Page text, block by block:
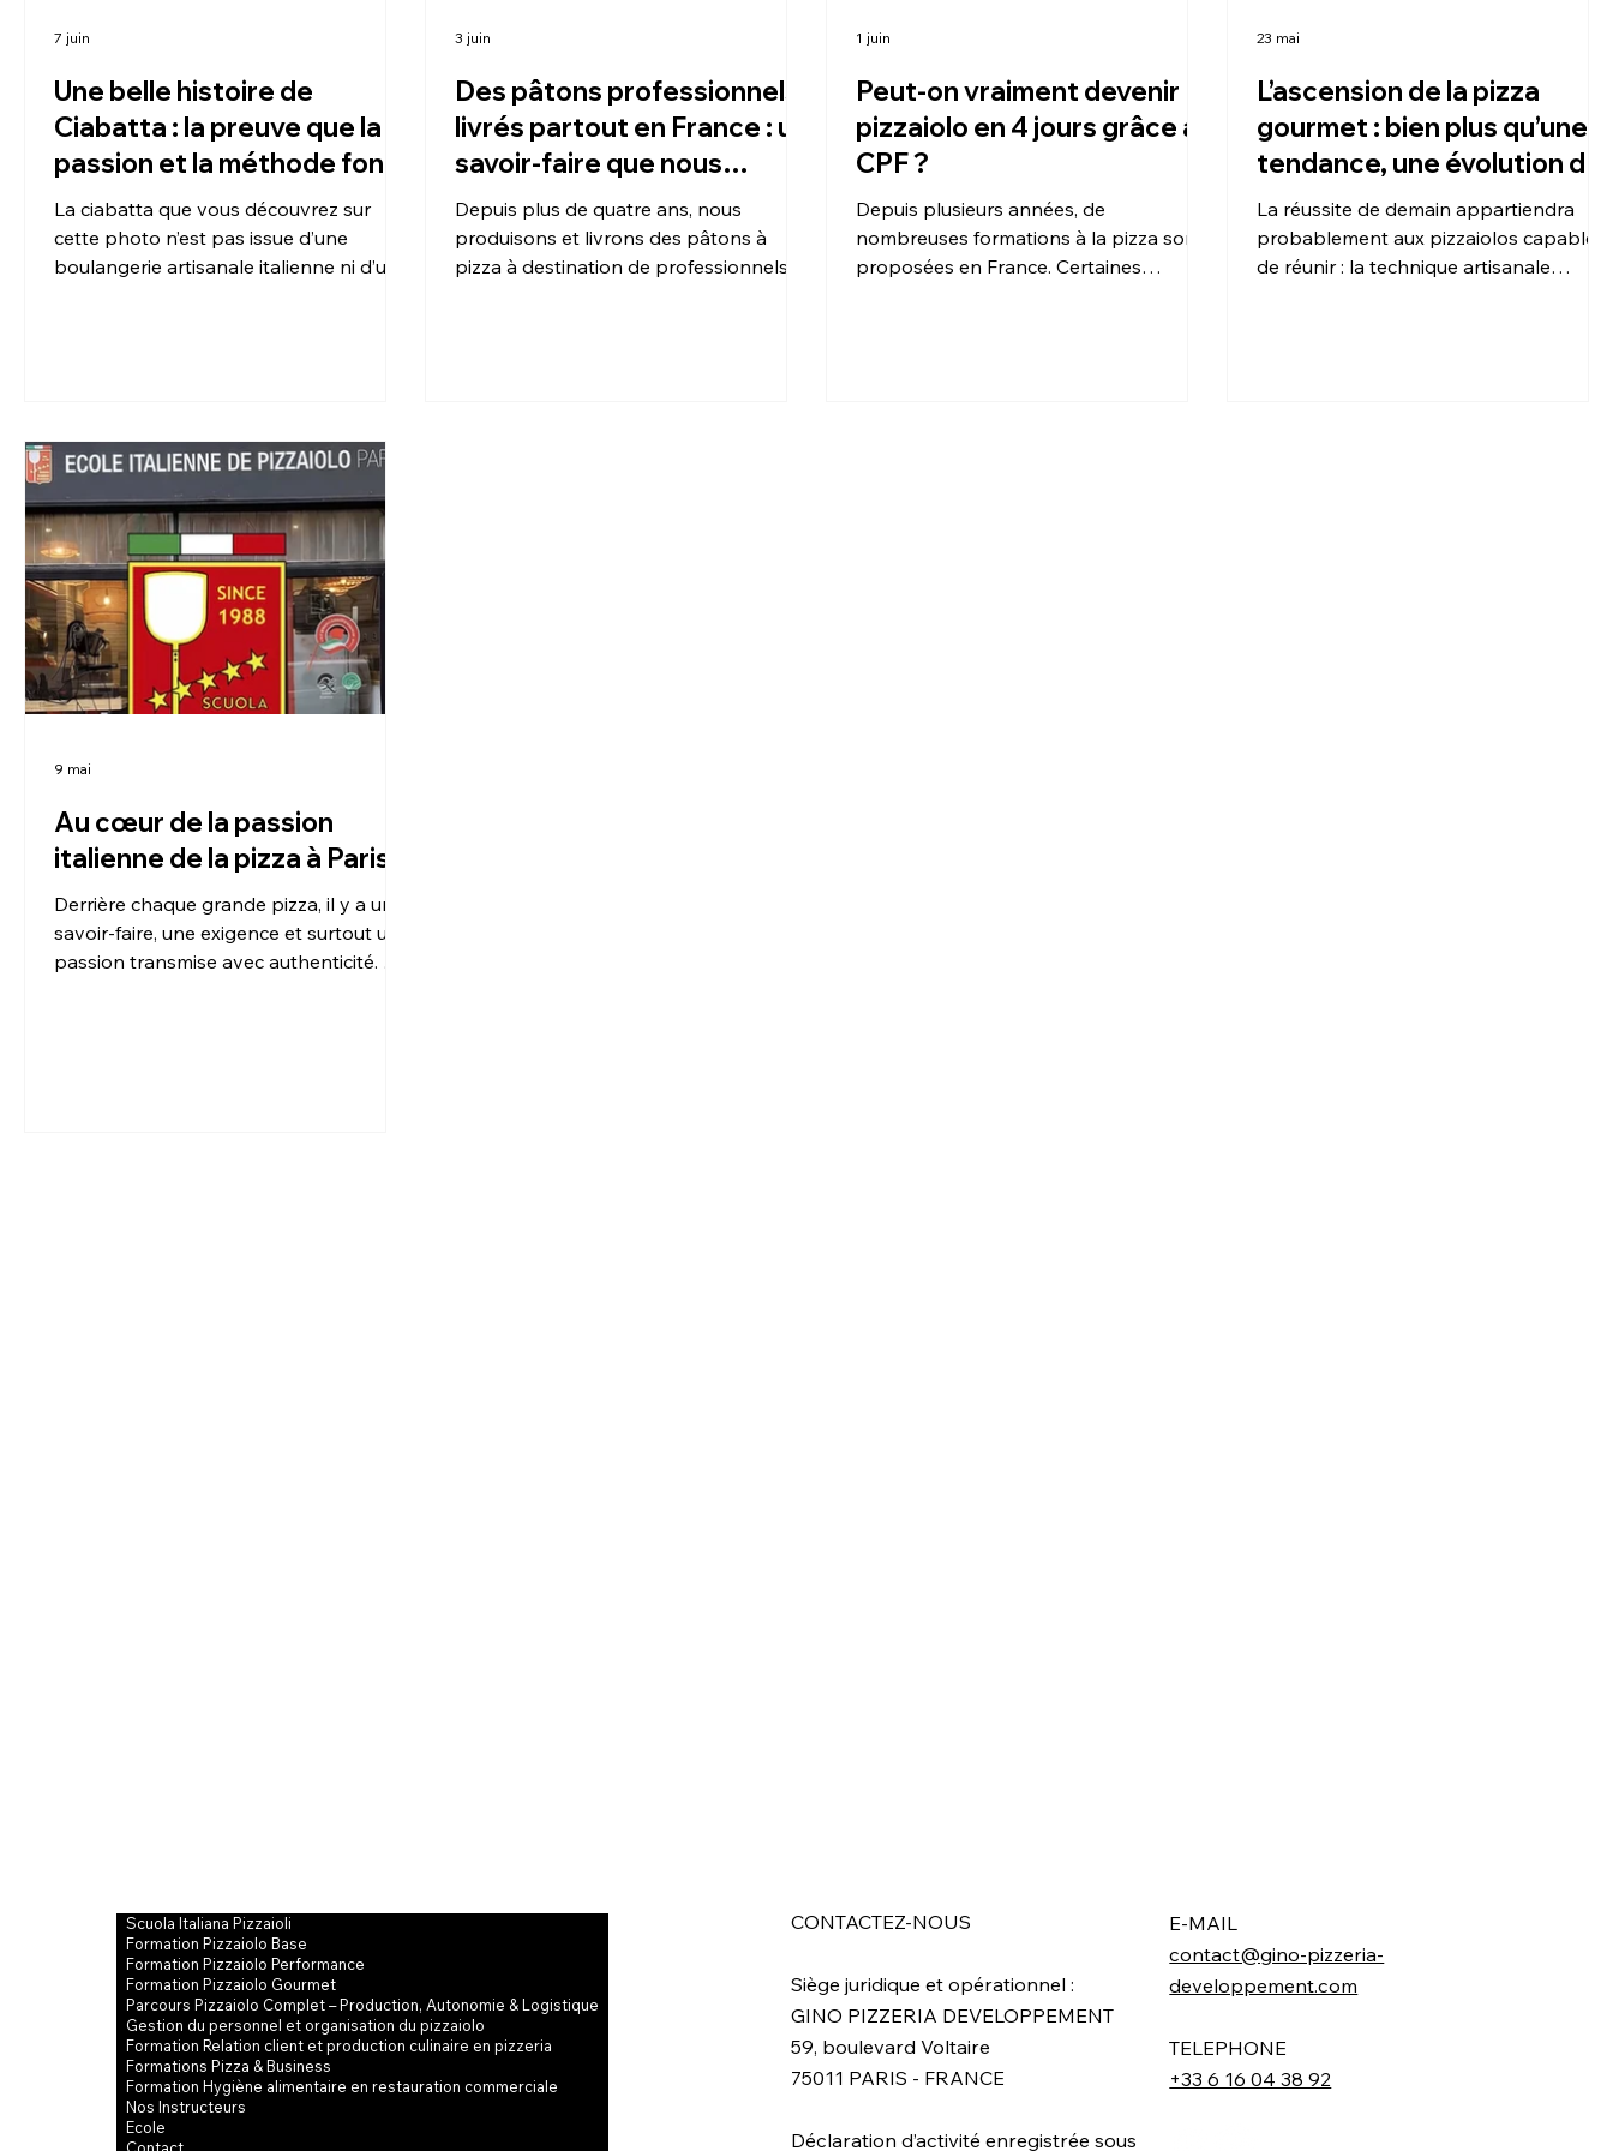
Une belle histoire de
Ciabatta : la preuve que la
passion et la méthode font
la différence
La ciabatta que vous découvrez sur
cette photo n’est pas issue d’une
boulangerie artisanale italienne ni d’un
7 juin
Des pâtons professionnels
livrés partout en France : un
savoir-faire que nous
pratiquons depuis plusieurs
années
Depuis plus de quatre ans, nous
produisons et livrons des pâtons à
pizza à destination de professionnels
3 juin
Peut-on vraiment devenir
pizzaiolo en 4 jours grâce au
CPF ?
Depuis plusieurs années, de
nombreuses formations à la pizza sont
proposées en France. Certaines
1 juin
L’ascension de la pizza
gourmet : bien plus qu’une
tendance, une évolution du
métier
La réussite de demain appartiendra
probablement aux pizzaiolos capables
de réunir : la technique artisanale
23 mai
Au cœur de la passion
italienne de la pizza à Paris
Derrière chaque grande pizza, il y a un
savoir-faire, une exigence et surtout une
passion transmise avec authenticité. À
9 mai
CONTACTEZ-NOUS
Siège juridique et opérationnel :
GINO PIZZERIA DEVELOPPEMENT
59, boulevard Voltaire
75011 PARIS - FRANCE
Déclaration d’activité enregistrée sous
E-MAIL
contact@gino-pizzeria-
developpement.com
TELEPHONE
+33 6 16 04 38 92
Scuola Italiana Pizzaioli
Formation Pizzaiolo Base
Formation Pizzaiolo Performance
Formation Pizzaiolo Gourmet
Parcours Pizzaiolo Complet – Production, Autonomie & Logistique
Gestion du personnel et organisation du pizzaiolo
Formation Relation client et production culinaire en pizzeria
Formations Pizza & Business
Formation Hygiène alimentaire en restauration commerciale
Nos Instructeurs
Ecole